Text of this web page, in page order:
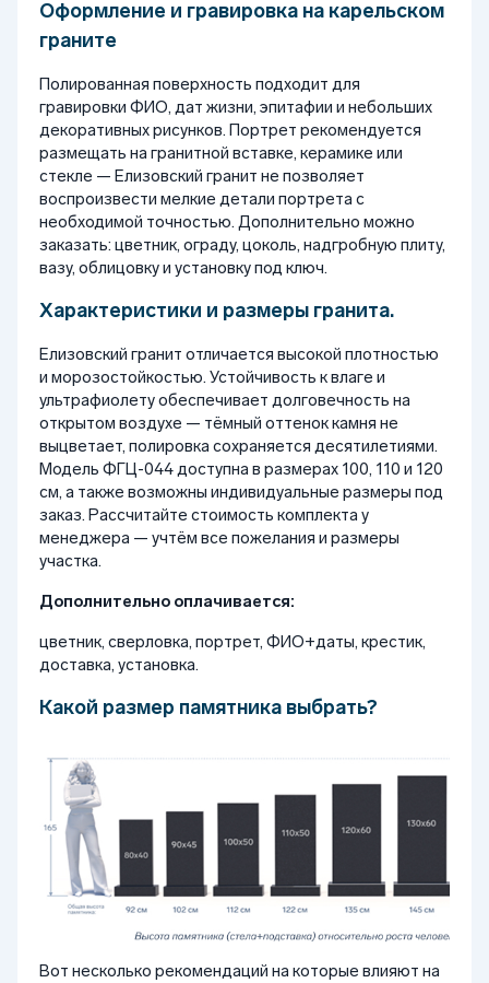
Оформление и гравировка на карельском
граните
Полированная поверхность подходит для
гравировки ФИО, дат жизни, эпитафии и небольших
декоративных рисунков. Портрет рекомендуется
размещать на гранитной вставке, керамике или
стекле — Елизовский гранит не позволяет
воспроизвести мелкие детали портрета с
необходимой точностью. Дополнительно можно
заказать: цветник, ограду, цоколь, надгробную плиту,
вазу, облицовку и установку под ключ.
Характеристики и размеры гранита.
Елизовский гранит отличается высокой плотностью
и морозостойкостью. Устойчивость к влаге и
ультрафиолету обеспечивает долговечность на
открытом воздухе — тёмный оттенок камня не
выцветает, полировка сохраняется десятилетиями.
Модель ФГЦ-044 доступна в размерах 100, 110 и 120
см, а также возможны индивидуальные размеры под
заказ. Рассчитайте стоимость комплекта у
менеджера — учтём все пожелания и размеры
участка.
Дополнительно оплачивается:
цветник, сверловка, портрет, ФИО+даты, крестик,
доставка, установка.
Какой размер памятника выбрать?
Вот несколько рекомендаций на которые влияют на